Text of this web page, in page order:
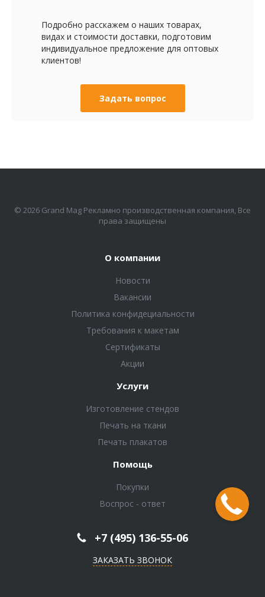
Подробно расскажем о наших товарах,
видах и стоимости доставки, подготовим
индивидуальное предложение для оптовых
клиентов!
Задать вопрос
© 2026 Grand Mag Рекламно производственная компания, Все
права защищены
О компании
Новости
Вакансии
Политика конфидециальности
Требования к макетам
Сертификаты
Акции
Услуги
Изготовление стендов
Печать на ткани
Печать плакатов
Помощь
Покупки
Воспрос - ответ
+7 (495) 136-55-06
ЗАКАЗАТЬ ЗВОНОК